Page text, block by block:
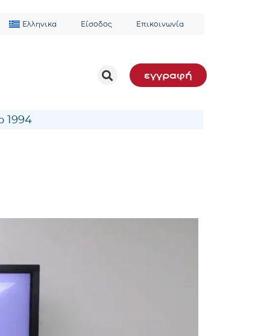
Ελληνικα Είσοδος Επικοινωνία
εγγραφή
1994